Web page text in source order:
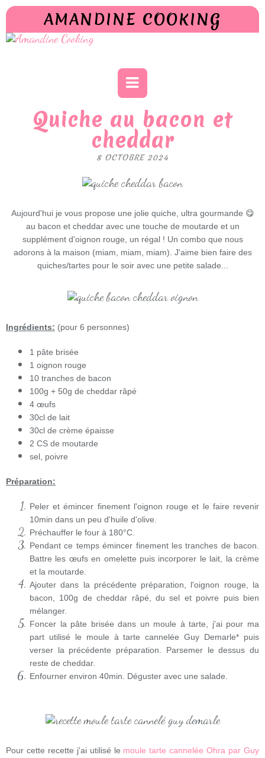
AMANDINE COOKING
Quiche au bacon et
cheddar
8 OCTOBRE 2024
Aujourd'hui je vous propose une jolie quiche, ultra gourmande 😋
au bacon et cheddar avec une touche de moutarde et un
supplément d'oignon rouge, un régal ! Un combo que nous
adorons à la maison (miam, miam, miam). J'aime bien faire des
quiches/tartes pour le soir avec une petite salade...
Ingrédients: (pour 6 personnes)
1 pâte brisée
1 oignon rouge
10 tranches de bacon
100g + 50g de cheddar râpé
4 œufs
30cl de lait
30cl de crème épaisse
2 CS de moutarde
sel, poivre
Préparation:
Peler et émincer finement l'oignon rouge et le faire revenir
10min dans un peu d'huile d'olive.
Préchauffer le four à 180°C.
Pendant ce temps émincer finement les tranches de bacon.
Battre les œufs en omelette puis incorporer le lait, la crème
et la moutarde.
Ajouter dans la précédente préparation, l'oignon rouge, la
bacon, 100g de cheddar râpé, du sel et poivre puis bien
mélanger.
Foncer la pâte brisée dans un moule à tarte, j'ai pour ma
part utilisé le moule à tarte cannelée Guy Demarle* puis
verser la précédente préparation. Parsemer le dessus du
reste de cheddar.
Enfourner environ 40min. Déguster avec une salade.
Pour cette recette j'ai utilisé le moule tarte cannelée Ohra par Guy